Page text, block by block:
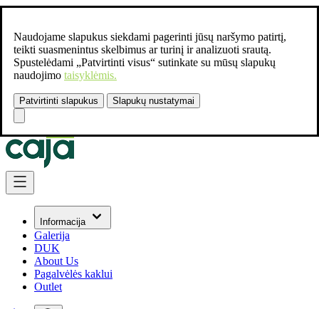
Naudojame slapukus siekdami pagerinti jūsų naršymo patirtį,
teikti suasmenintus skelbimus ar turinį ir analizuoti srautą.
Spustelėdami „Patvirtinti visus“ sutinkate su mūsų slapukų
naudojimo taisyklėmis.
Patvirtinti slapukus Slapukų nustatymai
Susisiekite:
Skip to Content
Informacija
Galerija
DUK
About Us
Pagalvėlės kaklui
Outlet